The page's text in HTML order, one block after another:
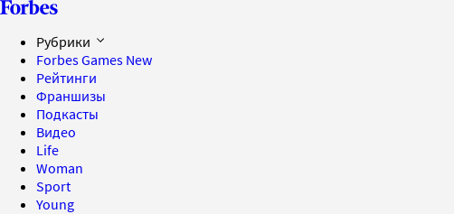
Рубрики
Forbes Games New
Рейтинги
Франшизы
Подкасты
Видео
Life
Woman
Sport
Young